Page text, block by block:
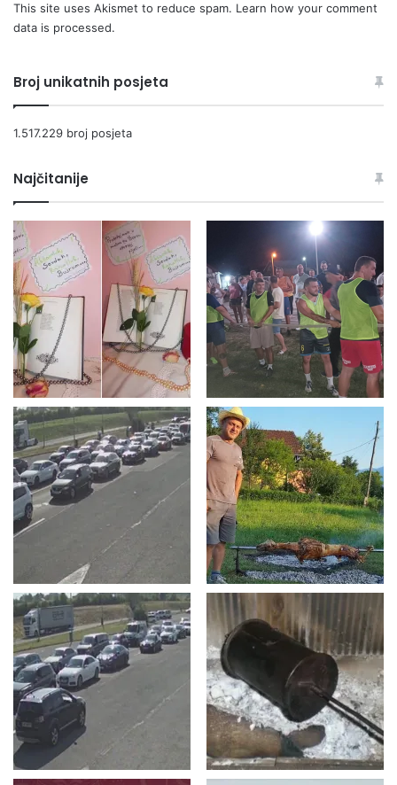
This site uses Akismet to reduce spam. Learn how your comment
data is processed.
Broj unikatnih posjeta
1.517.229 broj posjeta
Najčitanije